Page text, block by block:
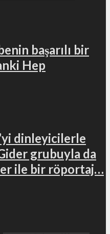
başarılı bir
Hep
dinleyicilerle
grubuyla da
ile bir röportaj…